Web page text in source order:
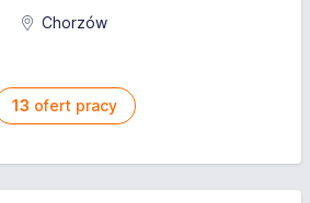
Chorzów
13 ofert pracy